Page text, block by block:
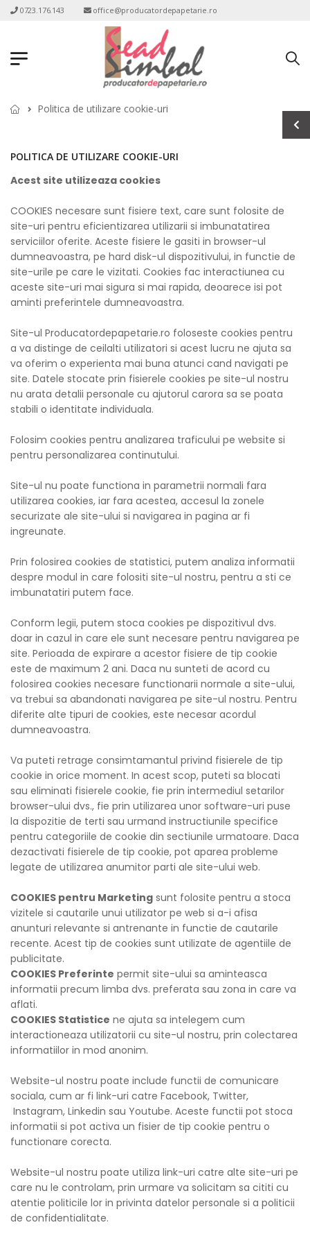
0723.176.143 office@producatordepapetarie.ro
Politica de utilizare cookie-uri
POLITICA DE UTILIZARE COOKIE-URI
Acest site utilizeaza cookies
COOKIES necesare sunt fisiere text, care sunt folosite de
site-uri pentru eficientizarea utilizarii si imbunatatirea
serviciilor oferite. Aceste fisiere le gasiti in browser-ul
dumneavoastra, pe hard disk-ul dispozitivului, in functie de
site-urile pe care le vizitati. Cookies fac interactiunea cu
aceste site-uri mai sigura si mai rapida, deoarece isi pot
aminti preferintele dumneavoastra.
Site-ul Producatordepapetarie.ro foloseste cookies pentru
a va distinge de ceilalti utilizatori si acest lucru ne ajuta sa
va oferim o experienta mai buna atunci cand navigati pe
site. Datele stocate prin fisierele cookies pe site-ul nostru
nu arata detalii personale cu ajutorul carora sa se poata
stabili o identitate individuala.
Folosim cookies pentru analizarea traficului pe website si
pentru personalizarea continutului.
Site-ul nu poate functiona in parametrii normali fara
utilizarea cookies, iar fara acestea, accesul la zonele
securizate ale site-ului si navigarea in pagina ar fi
ingreunate.
Prin folosirea cookies de statistici, putem analiza informatii
despre modul in care folositi site-ul nostru, pentru a sti ce
imbunatatiri putem face.
Conform legii, putem stoca cookies pe dispozitivul dvs.
doar in cazul in care ele sunt necesare pentru navigarea pe
site. Perioada de expirare a acestor fisiere de tip cookie
este de maximum 2 ani. Daca nu sunteti de acord cu
folosirea cookies necesare functionarii normale a site-ului,
va trebui sa abandonati navigarea pe site-ul nostru. Pentru
diferite alte tipuri de cookies, este necesar acordul
dumneavoastra.
Va puteti retrage consimtamantul privind fisierele de tip
cookie in orice moment. In acest scop, puteti sa blocati
sau eliminati fisierele cookie, fie prin intermediul setarilor
browser-ului dvs., fie prin utilizarea unor software-uri puse
la dispozitie de terti sau urmand instructiunile specifice
pentru categoriile de cookie din sectiunile urmatoare. Daca
dezactivati fisierele de tip cookie, pot aparea probleme
legate de utilizarea anumitor parti ale site-ului web.
COOKIES pentru Marketing sunt folosite pentru a stoca
vizitele si cautarile unui utilizator pe web si a-i afisa
anunturi relevante si antrenante in functie de cautarile
recente. Acest tip de cookies sunt utilizate de agentiile de
publicitate.
COOKIES Preferinte permit site-ului sa aminteasca
informatii precum limba dvs. preferata sau zona in care va
aflati.
COOKIES Statistice ne ajuta sa intelegem cum
interactioneaza utilizatorii cu site-ul nostru, prin colectarea
informatiilor in mod anonim.
Website-ul nostru poate include functii de comunicare
sociala, cum ar fi link-uri catre Facebook, Twitter,
Instagram, Linkedin sau Youtube. Aceste functii pot stoca
informatii si pot activa un fisier de tip cookie pentru o
functionare corecta.
Website-ul nostru poate utiliza link-uri catre alte site-uri pe
care nu le controlam, prin urmare va solicitam sa cititi cu
atentie politicile lor in privinta datelor personale si a politicii
de confidentialitate.